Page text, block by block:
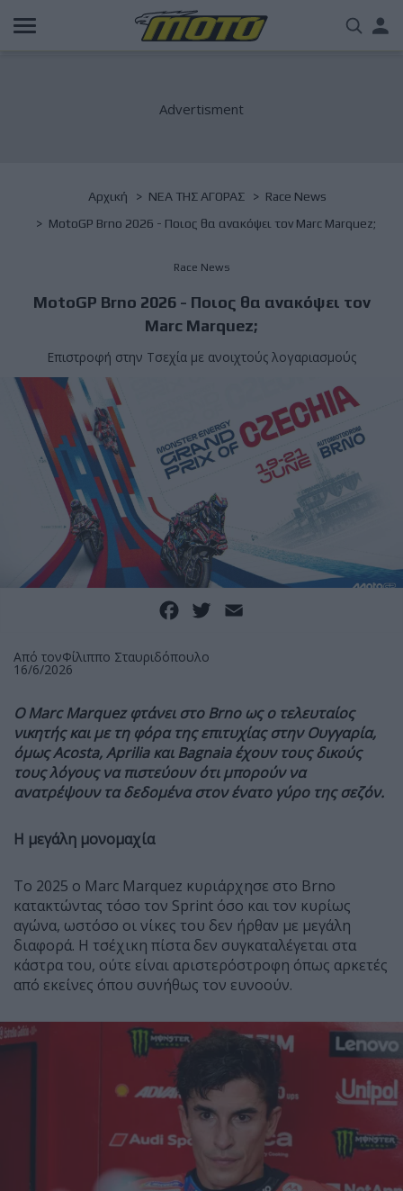
Παράκαμψη
προς
Breadcrumb
Αρχική NΕΑ ΤΗΣ ΑΓΟΡΑΣ
Race News
MotoGP Brno 2026 - Ποιος θα ανακόψει τον Marc Marquez;
Race News
MotoGP Brno 2026 - Ποιος θα ανακόψει τον
Marc Marquez;
Επιστροφή στην Τσεχία με ανοιχτούς λογαριασμούς
Facebook
Twitter
Από τονΦίλιππο Σταυριδόπουλο
16/6/2026
Ο Marc Marquez φτάνει στο Brno ως ο τελευταίος
νικητής και με τη φόρα της επιτυχίας στην Ουγγαρία,
όμως Acosta, Aprilia και Bagnaia έχουν τους δικούς
τους λόγους να πιστεύουν ότι μπορούν να
ανατρέψουν τα δεδομένα στον ένατο γύρο της σεζόν.
Η μεγάλη μονομαχία
Το 2025 ο Marc Marquez κυριάρχησε στο Brno
κατακτώντας τόσο τον Sprint όσο και τον κυρίως
αγώνα, ωστόσο οι νίκες του δεν ήρθαν με μεγάλη
διαφορά. Η τσέχικη πίστα δεν συγκαταλέγεται στα
κάστρα του, ούτε είναι αριστερόστροφη όπως αρκετές
από εκείνες όπου συνήθως τον ευνοούν.